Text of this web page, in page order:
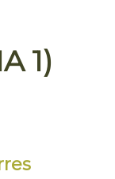
1)